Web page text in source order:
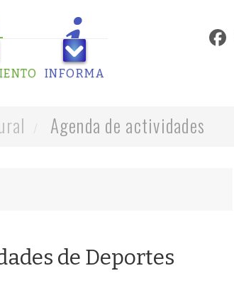
INFORMA
Agenda de actividades
de Deportes